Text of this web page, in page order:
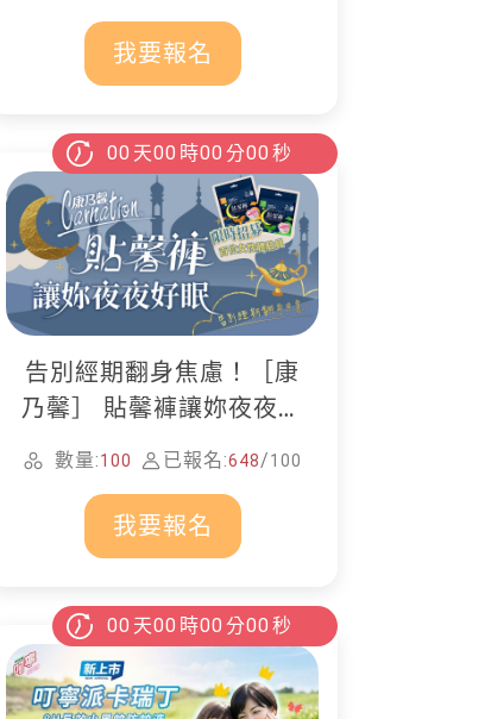
我要報名
00 天00 時00 分00 秒
告別經期翻身焦慮！［康
乃馨］ 貼馨褲讓妳夜夜好
數量:100 已報名:648/100
我要報名
00 天00 時00 分00 秒